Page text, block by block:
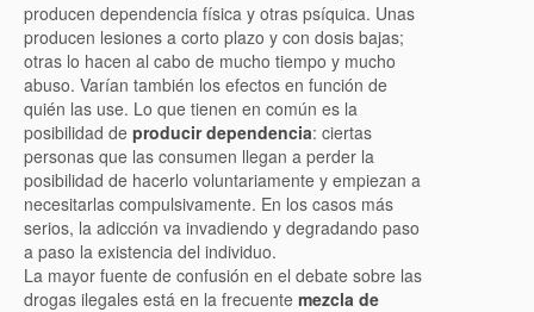
producen dependencia física y otras psíquica. Unas
producen lesiones a corto plazo y con dosis bajas;
otras lo hacen al cabo de mucho tiempo y mucho
abuso. Varían también los efectos en función de
quién las use. Lo que tienen en común es la
posibilidad de producir dependencia: ciertas
personas que las consumen llegan a perder la
posibilidad de hacerlo voluntariamente y empiezan a
necesitarlas compulsivamente. En los casos más
serios, la adicción va invadiendo y degradando paso
a paso la existencia del individuo.
La mayor fuente de confusión en el debate sobre las
drogas ilegales está en la frecuente mezcla de